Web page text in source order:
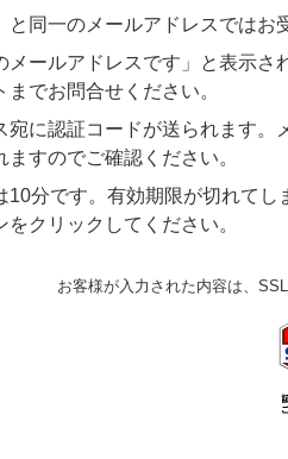
同一のメールアドレスではお
メールアドレスです」と表示
でお問合せください。
宛に認証コードが送られます
すのでご確認ください。
分です。有効期限が切れて
をクリックしてください。
お客様が入力された内容は、